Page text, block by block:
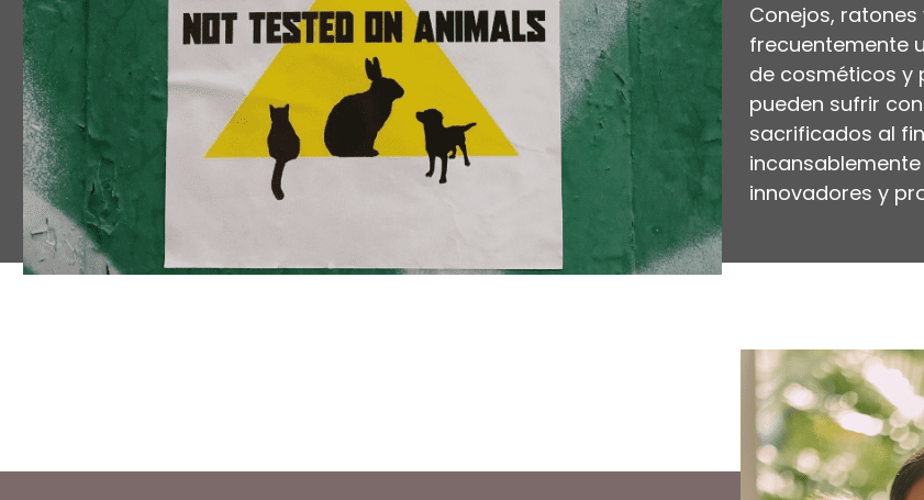
Conejos,
frecuentemente
de cosméticos y
pueden sufrir
sacrificados al
innovadores y